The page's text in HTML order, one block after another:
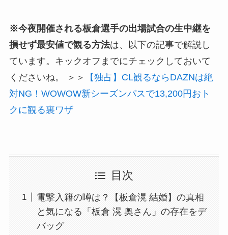
※今夜開催される板倉選手の出場試合の生中継を
損せず最安値で観る方法は、以下の記事で解説し
ています。キックオフまでにチェックしておいて
くださいね。 ＞＞
【独占】CL観るならDAZNは絶
対NG！WOWOW新シーズンパスで13,200円おト
クに観る裏ワザ
目次
電撃入籍の噂は？【板倉滉 結婚】の真相
と気になる「板倉 滉 奥さん」の存在をデ
バッグ